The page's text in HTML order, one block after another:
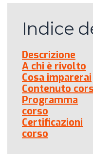
Indice
Descrizione
A chi è rivolto
Cosa imparerai
Contenuto
Programma
corso
Certificazioni
corso